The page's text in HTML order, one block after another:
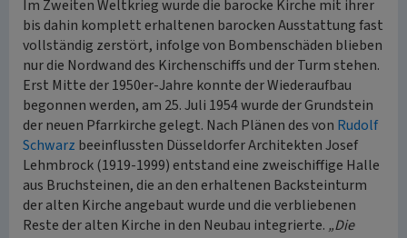
Im Zweiten Weltkrieg wurde die barocke Kirche mit ihrer
bis dahin komplett erhaltenen barocken Ausstattung fast
vollständig zerstört, infolge von Bombenschäden blieben
nur die Nordwand des Kirchenschiffs und der Turm stehen.
Erst Mitte der 1950er-Jahre konnte der Wiederaufbau
begonnen werden, am 25. Juli 1954 wurde der Grundstein
der neuen Pfarrkirche gelegt. Nach Plänen des von Rudolf
Schwarz beeinflussten Düsseldorfer Architekten Josef
Lehmbrock (1919-1999) entstand eine zweischiffige Halle
aus Bruchsteinen, die an den erhaltenen Backsteinturm
der alten Kirche angebaut wurde und die verbliebenen
Reste der alten Kirche in den Neubau integrierte. „Die